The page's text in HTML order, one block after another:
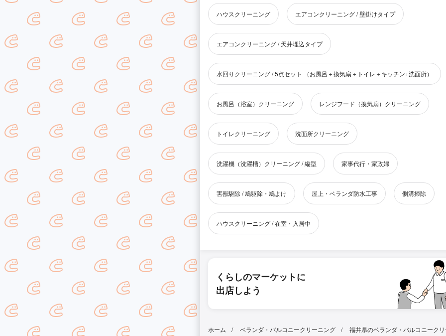
ハウスクリーニング エアコンクリーニング / 壁掛けタイプ
エアコンクリーニング / 天井埋込タイプ
水回りクリーニング / 5点セット （お風呂＋換気扇＋トイレ＋キッチン+洗面所）
お風呂（浴室）クリーニング レンジフード（換気扇）クリーニング
トイレクリーニング 洗面所クリーニング
洗濯機（洗濯槽）クリーニング / 縦型 家事代行・家政婦
害獣駆除 / 鳩駆除・鳩よけ 屋上・ベランダ防水工事 側溝掃除
ハウスクリーニング / 在室・入居中
くらしのマーケットに
出店しよう
ホーム ベランダ・バルコニークリーニング
福井県のベランダ・バルコニーク